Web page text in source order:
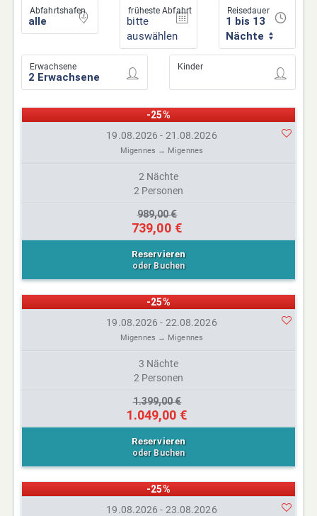
Abfahrtshafen früheste Abfahrt
bitte
auswählen
Reisedauer
1 bis 13
Nächte
Erwachsene Kinder
-25%
19.08.2026 - 21.08.2026
Migennes → Migennes
2 Nächte
2 Personen
989,00 €
739,00 €
Reservieren
oder Buchen
-25%
19.08.2026 - 22.08.2026
Migennes → Migennes
3 Nächte
2 Personen
1.399,00 €
1.049,00 €
Reservieren
oder Buchen
-25%
19.08.2026 - 23.08.2026